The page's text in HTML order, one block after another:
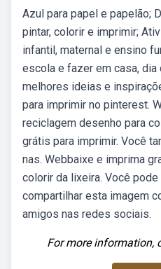
Azul para papel e papelão;
pintar, colorir e imprimir;
infantil, maternal e ensino
escola e fazer em casa, dia
melhores ideias e
para imprimir no pinterest.
reciclagem desenho para
grátis para imprimir. Você
nas. Webbaixe e imprima
colorir da lixeira. Você
compartilhar esta imagem
amigos nas redes sociais.
For more information,